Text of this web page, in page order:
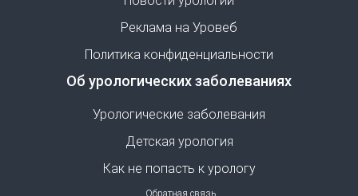
Реклама на Уровеб
Политика конфиденциальности
Об урологических заболеваниях
Урологические заболевания
Детская урология
Как не попасть к урологу